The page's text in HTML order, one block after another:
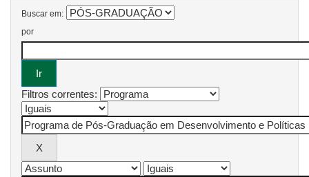
Buscar em:
por
Filtros correntes: